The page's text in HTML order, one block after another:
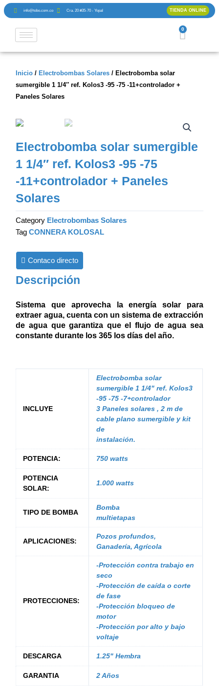
al
contenido
info@tobo.com.co Cra. 20 #35-70 - Yopal TIENDA ONLINE
0 Cart
Inicio / Electrobombas Solares / Electrobomba solar
sumergible 1 1/4″ ref. Kolos3 -95 -75 -11+controlador +
Paneles Solares
Electrobomba solar sumergible
1 1/4″ ref. Kolos3 -95 -75
-11+controlador + Paneles
Solares
Category Electrobombas Solares
Tag CONNERA KOLOSAL
Contaco directo
Descripción
Sistema que aprovecha la energía solar para
extraer agua, cuenta con un sistema de extracción
de agua que garantiza que el flujo de agua sea
constante durante los 365 los días del año.
INCLUYE
Electrobomba solar
sumergible 1 1/4" ref. Kolos3
-95 -75 -7+controlador
3 Paneles solares , 2 m de
cable plano sumergible y kit
de
instalación.
POTENCIA: 750 watts
POTENCIA
SOLAR:
1.000 watts
TIPO DE BOMBA
Bomba
multietapas
APLICACIONES:
Pozos profundos,
Ganadería, Agrícola
PROTECCIONES:
-Protección contra trabajo en
seco
-Protección de caída o corte
de fase
-Protección bloqueo de
motor
-Protección por alto y bajo
voltaje
DESCARGA 1.25" Hembra
GARANTIA 2 Años